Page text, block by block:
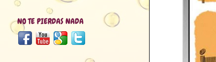
NO TE PIERDAS NADA